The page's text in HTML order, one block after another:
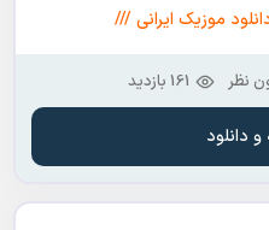
موزیک ایرانی ///
نظر 161 بازدید
و دانلود